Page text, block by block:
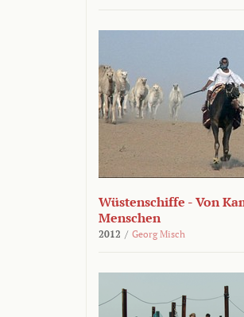
Wüstenschiffe - Von
Menschen
2012 / Georg Misch